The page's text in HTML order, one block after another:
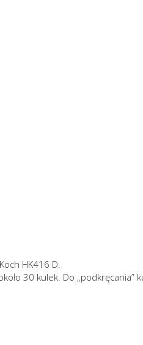
HK416 D.
30 kulek. Do „podkręcania”